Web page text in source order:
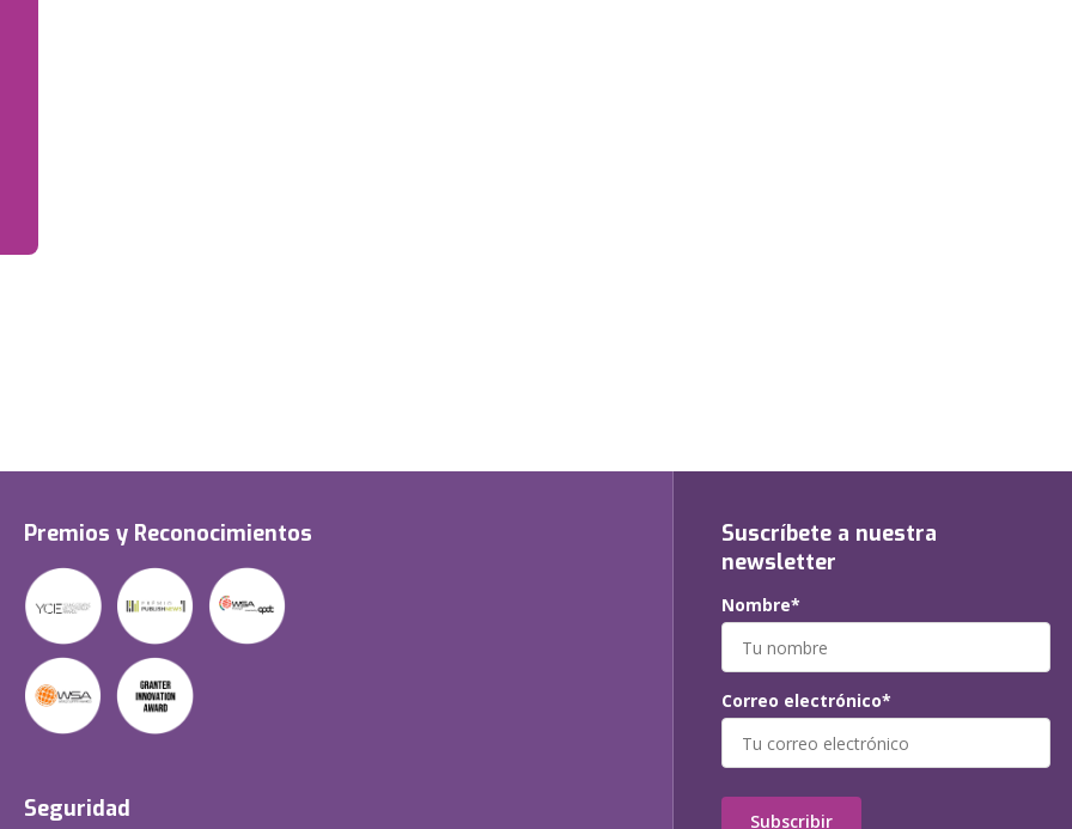
Premios y Reconocimientos
Seguridad
Suscríbete a nuestra
newsletter
Nombre*
Correo electrónico*
Subscribir